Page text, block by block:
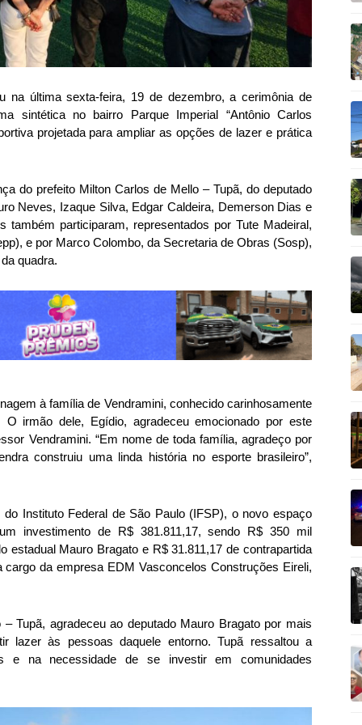
na última sexta-feira, 19 de dezembro, a cerimônia de
sintética no bairro Parque Imperial “Antônio Carlos
projetada para ampliar as opções de lazer e prática
do prefeito Milton Carlos de Mello – Tupã, do deputado
Neves, Izaque Silva, Edgar Caldeira, Demerson Dias e
participaram, representados por Tute Madeiral,
e por Marco Colombo, da Secretaria de Obras (Sosp),
quadra.
à família de Vendramini, conhecido carinhosamente
O irmão dele, Egídio, agradeceu emocionado por este
Vendramini. “Em nome de toda família, agradeço por
construiu uma linda história no esporte brasileiro”,
Instituto Federal de São Paulo (IFSP), o novo espaço
investimento de R$ 381.811,17, sendo R$ 350 mil
estadual Mauro Bragato e R$ 31.811,17 de contrapartida
da empresa EDM Vasconcelos Construções Eireli,
Tupã, agradeceu ao deputado Mauro Bragato por mais
lazer às pessoas daquele entorno. Tupã ressaltou a
e na necessidade de se investir em comunidades